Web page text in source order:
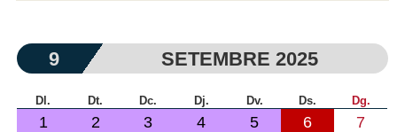
9 SETEMBRE 2025
Dl. Dt. Dc. Dj. Dv. Ds. Dg.
1 2 3 4 5 6 7